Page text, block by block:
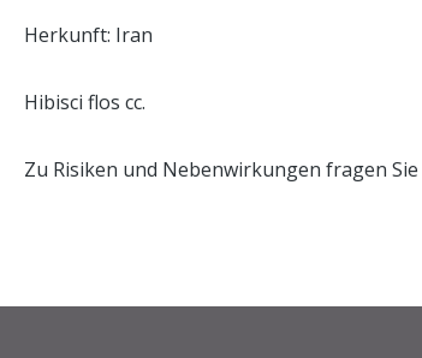
Herkunft: Iran
Hibisci flos cc.
Zu Risiken und Nebenwirkungen fragen